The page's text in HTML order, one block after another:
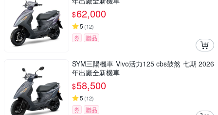
$62,000
5 (12)
券 贈品
SYM三陽機車 Vivo活力125 cbs鼓煞 七期 2026
年出廠全新機車
$58,500
5 (12)
券 贈品